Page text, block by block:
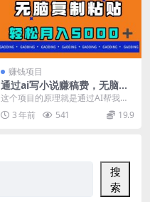
赚钱项目
通过ai写小说赚稿费，无脑复
制粘贴，月入5000＋
这个项目的原理就是通过AI帮我们
写小说来发布到某乎平台赚取收益
的项目，教程的方法...
3 年前 541 19.9
搜
索